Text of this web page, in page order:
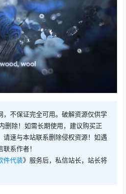
，不保证完全可用。破解资源仅供学
删除！如需长期使用，建议购买正
请速与本站联系删除侵权资源！如遇
系作者！
件代装》服务后，私信站长，站长将